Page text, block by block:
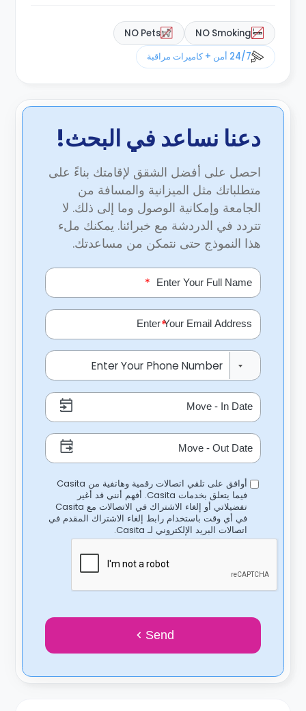
NO Smoking
NO Pets
24/7 أمن + كاميرات مراقبة
دعنا نساعد في البحث!
احصل على أفضل الشقق لإقامتك بناءً على
متطلباتك مثل الميزانية والمسافة من
الجامعة وإمكانية الوصول وما إلى ذلك. لا
تتردد في الدردشة مع خبرائنا. يمكنك ملء
هذا النموذج حتى نتمكن من مساعدتك.
*
*
أوافق على تلقي اتصالات رقمية وهاتفية من Casita
فيما يتعلق بخدمات Casita. أفهم أنني قد أغير
تفضيلاتي أو إلغاء الاشتراك في الاتصالات مع Casita
في أي وقت باستخدام رابط إلغاء الاشتراك المقدم في
اتصالات البريد الإلكتروني لـ Casita.
Send